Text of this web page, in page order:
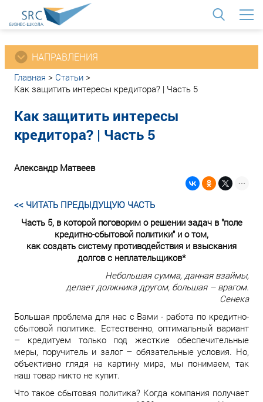
НАПРАВЛЕНИЯ
Главная > Статьи >
Как защитить интересы кредитора? | Часть 5
Как защитить интересы
кредитора? | Часть 5
Александр Матвеев
<< ЧИТАТЬ ПРЕДЫДУЩУЮ ЧАСТЬ
Часть 5, в которой поговорим о решении задач в "поле
кредитно-сбытовой политики" и о том,
как создать систему противодействия и взыскания
долгов с неплательщиков*
Небольшая сумма, данная взаймы,
делает должника другом, большая – врагом.
Сенека
Большая проблема для нас с Вами - работа по кредитно-
сбытовой политике. Естественно, оптимальный вариант
– кредитуем только под жесткие обеспечительные
меры, поручитель и залог – обязательные условия. Но,
объективно глядя на картину мира, мы понимаем, так
наш товар никто не купит.
Что такое сбытовая политика? Когда компания получает